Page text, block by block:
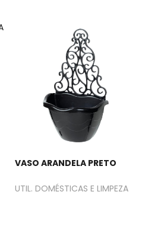
VASO ARANDELA PRETO
UTIL. DOMÉSTICAS E LIMPEZA